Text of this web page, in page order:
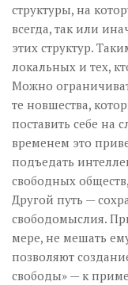
структуры, на
всегда, так или
этих структур.
локальных и тех,
Можно
те новшества,
поставить себе на
временем это
подъедать
свободных
Другой путь —
свободомыслия.
мере, не мешать
позволяют
свободы» — к